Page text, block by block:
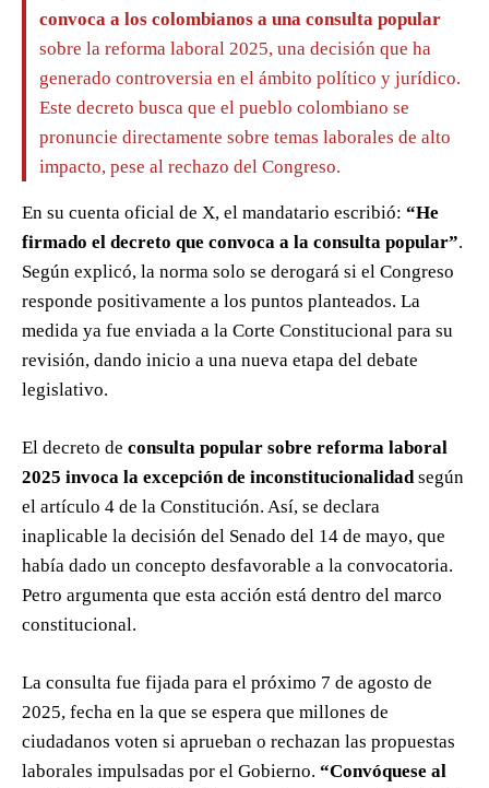
convoca a los colombianos a una consulta popular
sobre la reforma laboral 2025, una decisión que ha
generado controversia en el ámbito político y jurídico.
Este decreto busca que el pueblo colombiano se
pronuncie directamente sobre temas laborales de alto
impacto, pese al rechazo del Congreso.
En su cuenta oficial de X, el mandatario escribió: “He
firmado el decreto que convoca a la consulta popular”.
Según explicó, la norma solo se derogará si el Congreso
responde positivamente a los puntos planteados. La
medida ya fue enviada a la Corte Constitucional para su
revisión, dando inicio a una nueva etapa del debate
legislativo.
El decreto de consulta popular sobre reforma laboral
2025 invoca la excepción de inconstitucionalidadsegún
el artículo 4 de la Constitución. Así, se declara
inaplicable la decisión del Senado del 14 de mayo, que
había dado un concepto desfavorable a la convocatoria.
Petro argumenta que esta acción está dentro del marco
constitucional.
La consulta fue fijada para el próximo 7 de agosto de
2025, fecha en la que se espera que millones de
ciudadanos voten si aprueban o rechazan las propuestas
laborales impulsadas por el Gobierno. “Convóquese al